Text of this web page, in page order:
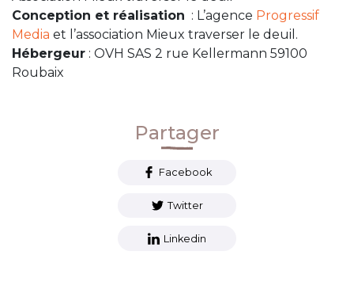
Conception et réalisation : L’agence Progressif
Media et l’association Mieux traverser le deuil.
Hébergeur : OVH SAS 2 rue Kellermann 59100
Roubaix
Partager
Facebook
Twitter
Linkedin